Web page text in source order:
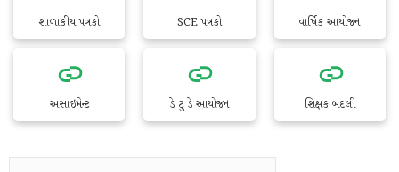
શાળાકીય પત્રકો SCE પત્રકો વાર્ષિક આયોજન
અસાઇમેન્ટ ડે ટુ ડે આયોજન શિક્ષક બદલી